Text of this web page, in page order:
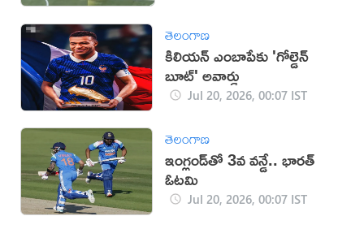
తెలంగాణ
కిలియన్ ఎంబాపేకు 'గోల్డెన్
బూట్' అవార్డు
Jul 20, 2026, 00:07 IST
తెలంగాణ
ఇంగ్లండ్‌తో 3వ వన్డే.. భారత్
ఓటమి
Jul 20, 2026, 00:07 IST